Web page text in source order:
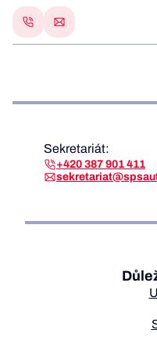
Sekretariát:
+420 387 901 411